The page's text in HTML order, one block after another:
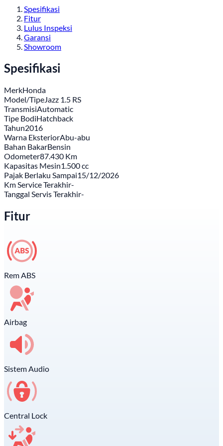
Spesifikasi
Fitur
Lulus Inspeksi
Garansi
Showroom
Spesifikasi
MerkHonda
Model/TipeJazz 1.5 RS
TransmisiAutomatic
Tipe BodiHatchback
Tahun2016
Warna EksteriorAbu-abu
Bahan BakarBensin
Odometer87.430 Km
Kapasitas Mesin1.500 cc
Pajak Berlaku Sampai15/12/2026
Km Service Terakhir-
Tanggal Servis Terakhir-
Fitur
Rem ABS
Airbag
Sistem Audio
Central Lock